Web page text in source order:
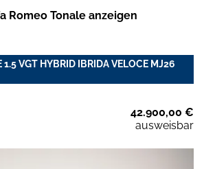
Romeo Tonale anzeigen
VGT HYBRID IBRIDA VELOCE MJ26
42.900,00 €
ausweisbar